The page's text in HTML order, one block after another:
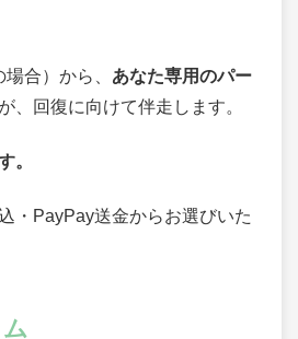
合）から、 あなた専用のパー
が、回復に向けて伴走します。
。
・PayPay送金からお選びいた